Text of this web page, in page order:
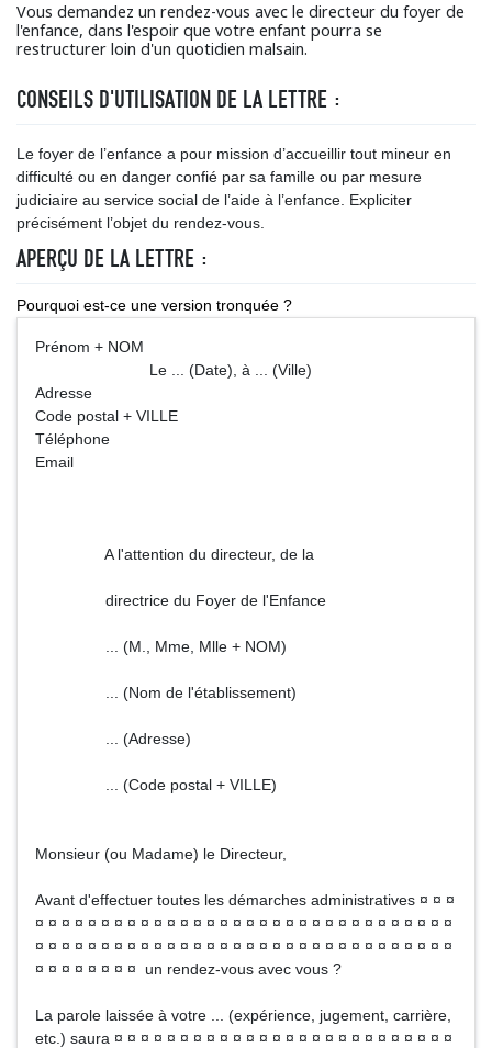
Vous demandez un rendez-vous avec le directeur du foyer de
l'enfance, dans l'espoir que votre enfant pourra se
restructurer loin d'un quotidien malsain.
CONSEILS D'UTILISATION DE LA LETTRE :
Le foyer de l’enfance a pour mission d’accueillir tout mineur en
difficulté ou en danger confié par sa famille ou par mesure
judiciaire au service social de l’aide à l’enfance. Expliciter
précisément l’objet du rendez-vous.
APERÇU DE LA LETTRE :
Pourquoi est-ce une version tronquée ?
Prénom + NOM
Le ... (Date), à ... (Ville)
Adresse
Code postal + VILLE
Téléphone
Email
A l'attention du directeur, de la
directrice du Foyer de l'Enfance
... (M., Mme, Mlle + NOM)
... (Nom de l'établissement)
... (Adresse)
... (Code postal + VILLE)
Monsieur (ou Madame) le Directeur,
Avant d'effectuer toutes les démarches administratives ¤ ¤ ¤
¤ ¤ ¤ ¤ ¤ ¤ ¤ ¤ ¤ ¤ ¤ ¤ ¤ ¤ ¤ ¤ ¤ ¤ ¤ ¤ ¤ ¤ ¤ ¤ ¤ ¤ ¤ ¤ ¤ ¤ ¤ ¤
¤ ¤ ¤ ¤ ¤ ¤ ¤ ¤ ¤ ¤ ¤ ¤ ¤ ¤ ¤ ¤ ¤ ¤ ¤ ¤ ¤ ¤ ¤ ¤ ¤ ¤ ¤ ¤ ¤ ¤ ¤ ¤
¤ ¤ ¤ ¤ ¤ ¤ ¤ ¤ un rendez-vous avec vous ?
La parole laissée à votre ... (expérience, jugement, carrière,
etc.) saura ¤ ¤ ¤ ¤ ¤ ¤ ¤ ¤ ¤ ¤ ¤ ¤ ¤ ¤ ¤ ¤ ¤ ¤ ¤ ¤ ¤ ¤ ¤ ¤ ¤ ¤